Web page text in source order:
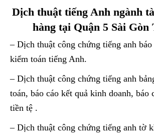
Dịch thuật tiếng Anh ngành
hàng tại Quận 5 Sài
– Dịch thuật công chứng tiếng anh
kiểm toán tiếng Anh.
– Dịch thuật công chứng tiếng anh
toán, báo cáo kết quả kinh doanh, báo
tiền tệ .
– Dịch thuật công chứng tiếng anh tờ